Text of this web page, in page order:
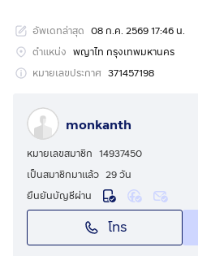
ทำเล
• เชื่อมตรงกับสามย่านมิตรทาวน์
ร้านอาหาร โรงหนัง ได้เลย
• เหมาะทั้งอยู่เอง ซื้อให้บุตรหล
ปล่อยเช่า ดีมานด์เช่าสูงตลอดปี
ราคา 5,500,000 บาท (ประมา
เจ้าของขายเอง ยินดีให้ชมห้องจ
สนใจติดต่อ:กดเพื่อดูเบอร์โทร
อัพเดทล่าสุด 08 ก.ค. 2569 17:46 น.
ตำแหน่ง พญาไท กรุงเทพมหานคร
หมายเลขประกาศ 371457198
monkanth
หมายเลขสมาชิก 14937450
เป็นสมาชิกมาแล้ว 29 วัน
ยืนยันบัญชีผ่าน
โทร